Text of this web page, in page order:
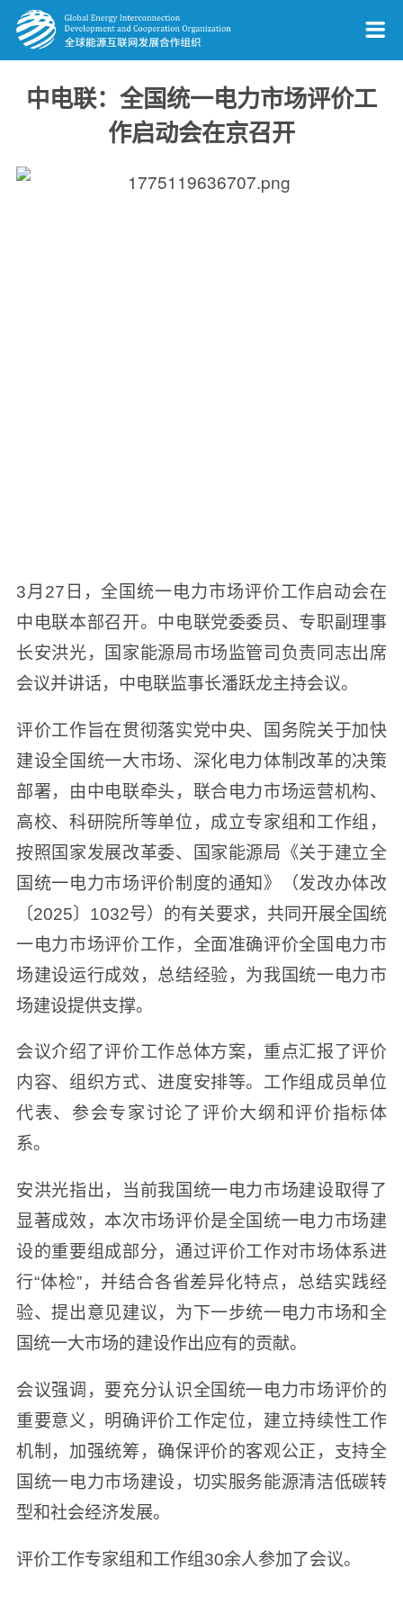
中电联：全国统一电力市场评价工
作启动会在京召开
3月27日，全国统一电力市场评价工作启动会在
中电联本部召开。中电联党委委员、专职副理事
长安洪光，国家能源局市场监管司负责同志出席
会议并讲话，中电联监事长潘跃龙主持会议。
评价工作旨在贯彻落实党中央、国务院关于加快
建设全国统一大市场、深化电力体制改革的决策
部署，由中电联牵头，联合电力市场运营机构、
高校、科研院所等单位，成立专家组和工作组，
按照国家发展改革委、国家能源局《关于建立全
国统一电力市场评价制度的通知》（发改办体改
〔2025〕1032号）的有关要求，共同开展全国统
一电力市场评价工作，全面准确评价全国电力市
场建设运行成效，总结经验，为我国统一电力市
场建设提供支撑。
会议介绍了评价工作总体方案，重点汇报了评价
内容、组织方式、进度安排等。工作组成员单位
代表、参会专家讨论了评价大纲和评价指标体
系。
安洪光指出，当前我国统一电力市场建设取得了
显著成效，本次市场评价是全国统一电力市场建
设的重要组成部分，通过评价工作对市场体系进
行“体检”，并结合各省差异化特点，总结实践经
验、提出意见建议，为下一步统一电力市场和全
国统一大市场的建设作出应有的贡献。
会议强调，要充分认识全国统一电力市场评价的
重要意义，明确评价工作定位，建立持续性工作
机制，加强统筹，确保评价的客观公正，支持全
国统一电力市场建设，切实服务能源清洁低碳转
型和社会经济发展。
评价工作专家组和工作组30余人参加了会议。